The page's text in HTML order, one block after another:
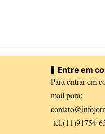
Entre em
Para entrar em
mail para:
tel.(11)91754-